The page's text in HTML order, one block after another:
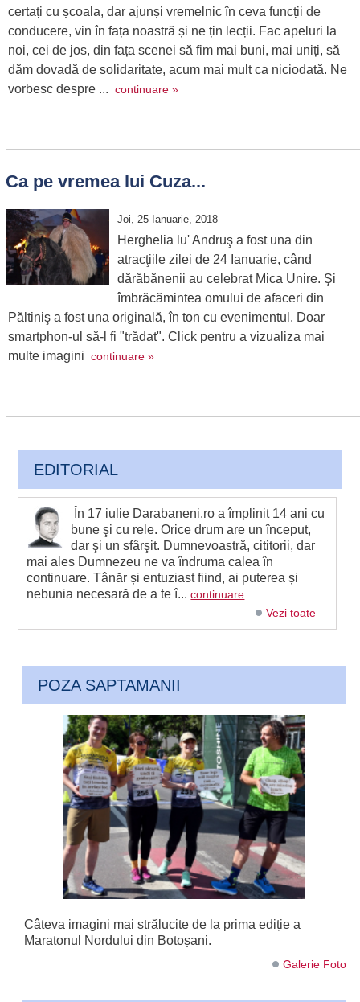
certați cu școala, dar ajunși vremelnic în ceva funcții de
conducere, vin în fața noastră și ne țin lecții. Fac apeluri la
noi, cei de jos, din fața scenei să fim mai buni, mai uniți, să
dăm dovadă de solidaritate, acum mai mult ca niciodată. Ne
vorbesc despre ... continuare »
Ca pe vremea lui Cuza...
Joi, 25 Ianuarie, 2018
Herghelia lu' Andruş a fost una din
atracţiile zilei de 24 Ianuarie, când
dărăbănenii au celebrat Mica Unire. Şi
îmbrăcămintea omului de afaceri din
Păltiniş a fost una originală, în ton cu evenimentul. Doar
smartphon-ul să-l fi "trădat". Click pentru a vizualiza mai
multe imagini continuare »
EDITORIAL
În 17 iulie Darabaneni.ro a împlinit 14 ani cu
bune şi cu rele. Orice drum are un început,
dar şi un sfârşit. Dumnevoastră, cititorii, dar
mai ales Dumnezeu ne va îndruma calea în
continuare. Tânăr și entuziast fiind, ai puterea și
nebunia necesară de a te î...continuare
Vezi toate
POZA SAPTAMANII
Câteva imagini mai strălucite de la prima ediție a
Maratonul Nordului din Botoșani.
Galerie Foto